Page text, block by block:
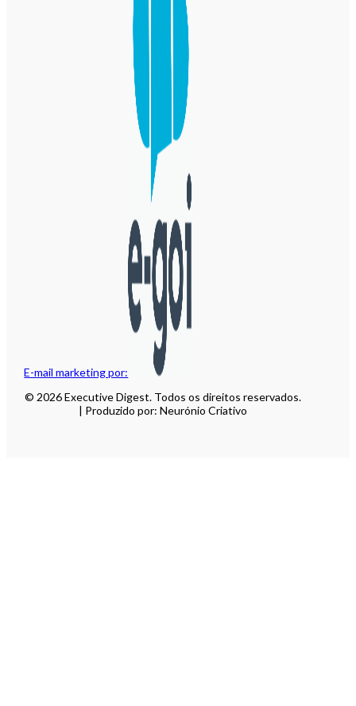
E-mail marketing por:
© 2026 Executive Digest. Todos os direitos reservados.
| Produzido por: Neurónio Criativo